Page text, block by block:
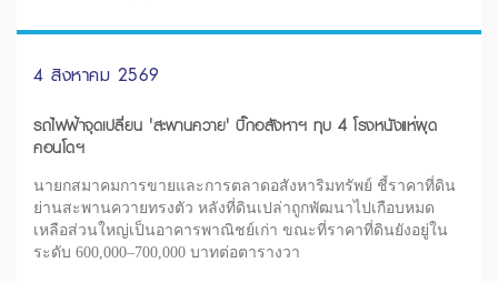
4 สิงหาคม 2569
รถไฟฟ้าจุดเปลี่ยน 'สะพานควาย' บิ๊กอสังหาฯ ทุบ 4 โรงหนังแห่ผุด
คอนโดฯ
นายกสมาคมการขายและการตลาดอสังหาริมทรัพย์ ชี้ราคาที่ดิน
ย่านสะพานควายทรงตัว หลังที่ดินเปล่าถูกพัฒนาไปเกือบหมด
เหลือส่วนใหญ่เป็นอาคารพาณิชย์เก่า ขณะที่ราคาที่ดินยังอยู่ใน
ระดับ 600,000–700,000 บาทต่อตารางวา